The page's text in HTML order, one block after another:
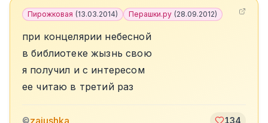
Пирожковая (13.03.2014) Перашки.ру (28.09.2012)
при концелярии небесной
в библиотеке жызнь свою
я получил и с интересом
ее читаю в третий раз
©zajushka 134